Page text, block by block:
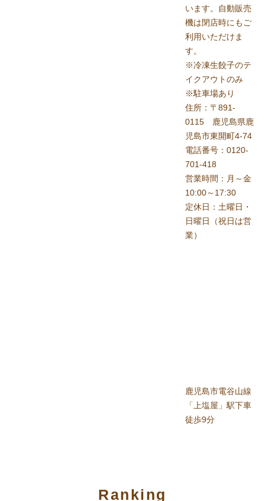
います。自動販売
機は閉店時にもご
利用いただけま
す。
※冷凍生餃子のテ
イクアウトのみ
※駐車場あり
住所：〒891-
0115 鹿児島県鹿
児島市東開町4-74
電話番号：0120-
701-418
営業時間：月～金
10:00～17:30
定休日：土曜日・
日曜日（祝日は営
業）
鹿児島市電谷山線
「上塩屋」駅下車
徒歩9分
Ranking